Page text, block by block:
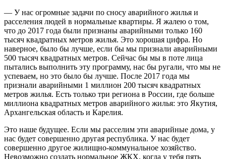
— У нас огромные задачи по сносу аварийного жилья и
расселения людей в нормальные квартиры. Я жалею о том,
что до 2017 года были признаны аварийными только 160
тысяч квадратных метров жилья. Это хорошая цифра. Но
наверное, было бы лучше, если бы мы признали аварийными
500 тысяч квадратных метров. Сейчас бы мы в поте лица
пытались выполнить эту программу, нас бы ругали, что мы не
успеваем, но это было бы лучше. После 2017 года мы
признали аварийными 1 миллион 200 тысяч квадратных
метров жилья. Есть только три региона в России, где больше
миллиона квадратных метров аварийного жилья: это Якутия,
Архангельская область и Карелия.
Это наше будущее. Если мы расселим эти аварийные дома, у
нас будет совершенно другая республика. У нас будет
совершенно другое жилищно-коммунальное хозяйство.
Невозможно создать нормальное ЖКХ, когда у тебя пять